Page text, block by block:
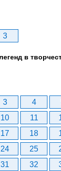
3
в
3 4
10 11
17 18
24 25
31 32